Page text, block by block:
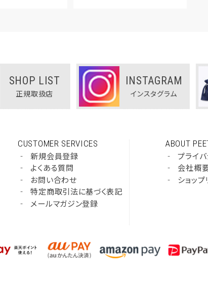
SHOP LIST
正規取扱店
INSTAGRAM
インスタグラム
CUSTOMER SERVICES
‐
新規会員登録
‐
よくある質問
‐
お問い合わせ
‐
特定商取引法に基づく表記
‐
メールマガジン登録
ABOUT
‐
プライ
‐
会社概
‐
ショップ